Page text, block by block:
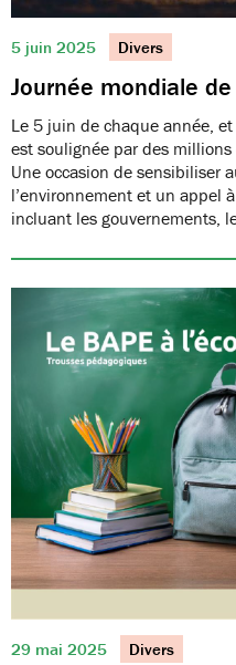
5 juin 2025 Divers
Journée mondiale
Le 5 juin de chaque année,
est soulignée par des
Une occasion de sensibiliser
l’environnement et un appel
incluant les gouvernements,
29 mai 2025 Divers